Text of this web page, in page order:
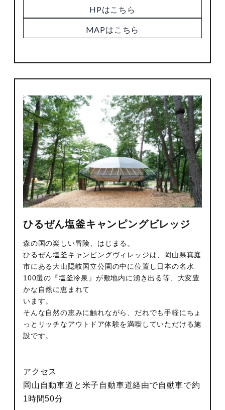
HPはこちら
MAPはこちら
ひるぜん塩釜キャンピングビレッジ
森の国の楽しい冒険、はじまる。
ひるぜん塩釜キャンピングヴィレッジは、岡山県真庭
市にある大山隠岐国立公園の中に位置し日本の名水
100選の『塩釜冷泉』が敷地内に湧き出る等、大変豊
かな自然に恵まれて
います。
そんな自然の恵みに触れながら、だれでも手軽にちょ
っとリッチなアウトドア体験を満喫していただける施
設です。
アクセス
岡山自動車道と米子自動車道経由で自動車で約
1時間50分